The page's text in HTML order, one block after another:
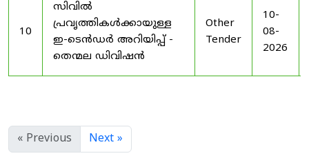
10
സിവിൽ
പ്രവൃത്തികൾക്കായുള്ള
ഇ-ടെൻഡർ അറിയിപ്പ് -
തെന്മല ഡിവിഷൻ
Other
Tender
10-
08-
2026
« Previous Next »